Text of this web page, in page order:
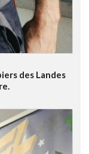
des Landes